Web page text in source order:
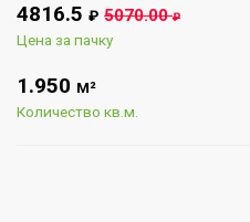
4816.5 ₽ 5070.00₽
Цена за пачку
1.950 М²
Количество кв.м.